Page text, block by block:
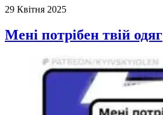
29 Квітня 2025
Мені потрібен твій одяг